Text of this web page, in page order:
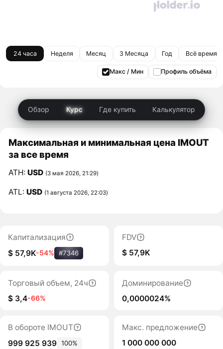
24 часа Неделя Месяц 3 Месяца Год Всё время
Макс / Мин Профиль объёма
Обзор Курс Где купить Калькулятор
Максимальная и минимальная цена IMOUT
за все время
ATH:USD (3 мая 2026, 21:29)
ATL:USD (1 августа 2026, 22:03)
Капитализация
$ 57,9K-54% #7346
FDV
$ 57,9K
Торговый объем, 24ч
$ 3,4-66%
Доминирование
0,0000024%
В обороте IMOUT
999 925 939 100%
Макс. предложение
1 000 000 000